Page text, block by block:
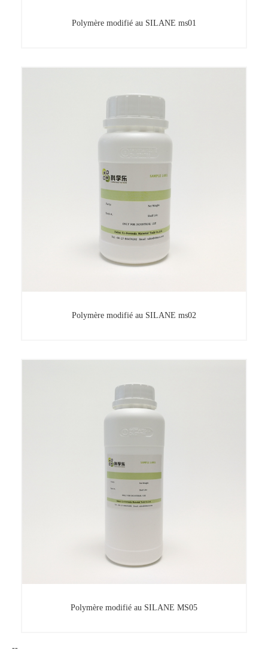
Polymère modifié au SILANE ms01
Polymère modifié au SILANE ms02
Polymère modifié au SILANE ms02
Polymère modifié au SILANE MS05
--